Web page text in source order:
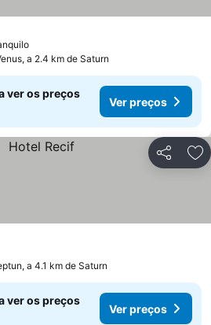
Ver preços
a 2.4 km de Saturn
ver os preços
Ver preços
Partilhar
a 4.1 km de Saturn
ver os preços
Ver preços